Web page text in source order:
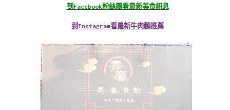
到Facebook粉絲團看最新美食訊息
到Instagram看最新牛肉麵推薦